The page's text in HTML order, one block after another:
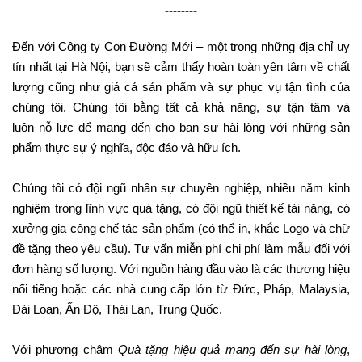
--------
Đến với Công ty Con Đường Mới – một trong những địa chỉ uy
tín nhất tại Hà Nội, bạn sẽ cảm thấy hoàn toàn yên tâm về chất
lượng cũng như giá cả sản phẩm và sự phục vụ tận tình của
chúng tôi. Chúng tôi bằng tất cả khả năng, sự tận tâm và
luôn nỗ lực để mang đến cho bạn sự hài lòng với những sản
phẩm thực sự ý nghĩa, độc đáo và hữu ích.
Chúng tôi có đội ngũ nhân sự chuyên nghiệp, nhiều năm kinh
nghiệm trong lĩnh vực quà tặng, có đội ngũ thiết kế tài năng, có
xưởng gia công chế tác sản phẩm (có thể in, khắc Logo và chữ
đề tặng theo yêu cầu). Tư vấn miễn phí chi phí làm mẫu đối với
đơn hàng số lượng. Với nguồn hàng đầu vào là các thương hiệu
nổi tiếng hoặc các nhà cung cấp lớn từ Đức, Pháp, Malaysia,
Đài Loan, Ấn Độ, Thái Lan, Trung Quốc.
Với phương châmQuà tặng hiệu quả mang đến sự hài lòng,